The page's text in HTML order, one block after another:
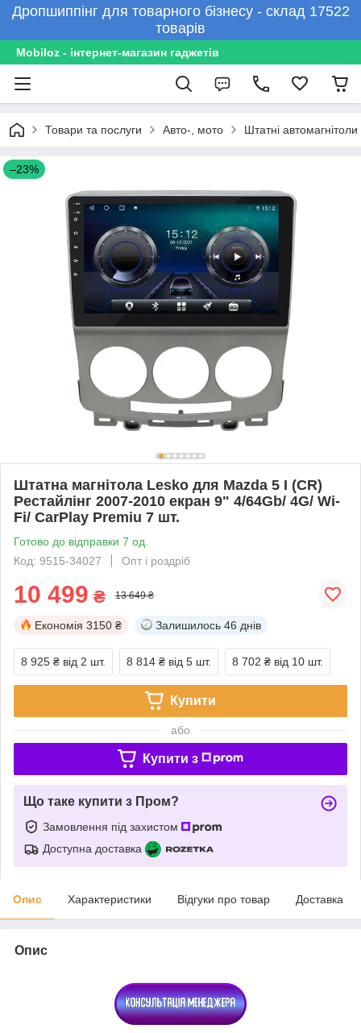
Дропшиппінг для товарного бізнесу - склад 17522
товарів
Mobiloz - інтернет-магазин гаджетів
Товари та послуги Авто-, мото Штатні автомагнітоли
–23%
Штатна магнітола Lesko для Mazda 5 I (CR)
Рестайлінг 2007-2010 екран 9" 4/64Gb/ 4G/ Wi-
Fi/ CarPlay Premiu 7 шт.
Готово до відправки 7 од.
Код: 9515-34027
Опт і роздріб
10 499 ₴ 13 649 ₴
Економія 3150 ₴ Залишилось 46 днів
8 925 ₴ від 2 шт. 8 814 ₴ від 5 шт. 8 702 ₴ від 10 шт.
Купити
або
Купити з
Що таке купити з Пром?
Замовлення під захистом
Доступна доставка
Опис Характеристики Відгуки про товар Доставка
Опис